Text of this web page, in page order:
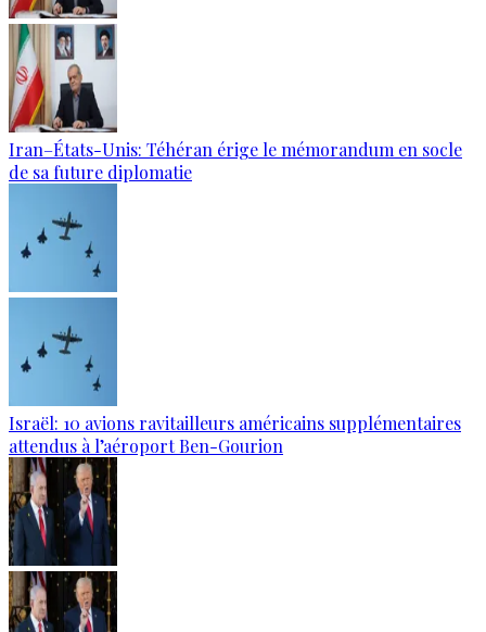
Iran–États-Unis: Téhéran érige le mémorandum en socle
de sa future diplomatie
Israël: 10 avions ravitailleurs américains supplémentaires
attendus à l’aéroport Ben-Gourion